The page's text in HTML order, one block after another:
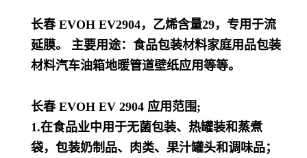
长春 EVOH EV2904，乙烯含量29，专用于流
延膜。 主要用途：食品包装材料家庭用品包装
材料汽车油箱地暖管道壁纸应用等等。
长春 EVOH EV 2904 应用范围;
1.在食品业中用于无菌包装、热罐装和蒸煮
袋，包装奶制品、肉类、果汁罐头和调味品；